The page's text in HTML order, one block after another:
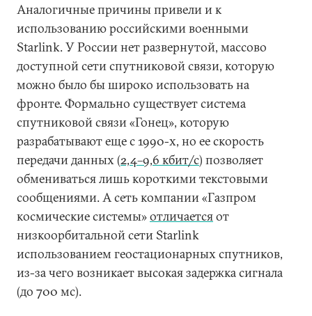
Аналогичные причины привели и к
использованию российскими военными
Starlink. У России нет развернутой, массово
доступной сети спутниковой связи, которую
можно было бы широко использовать на
фронте. Формально существует система
спутниковой связи «Гонец», которую
разрабатывают еще с 1990-х, но ее скорость
передачи данных (2,4–9,6 кбит/с) позволяет
обмениваться лишь короткими текстовыми
сообщениями. А сеть компании «Газпром
космические системы»отличаетсяот
низкоорбитальной сети Starlink
использованием геостационарных спутников,
из-за чего возникает высокая задержка сигнала
(до 700 мс).